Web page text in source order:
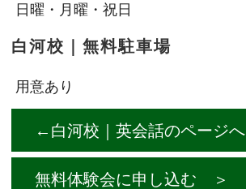
日曜・月曜・祝日
白河校｜無料駐車場
用意あり
←白河校｜英会話のページへ
無料体験会に申し込む ＞